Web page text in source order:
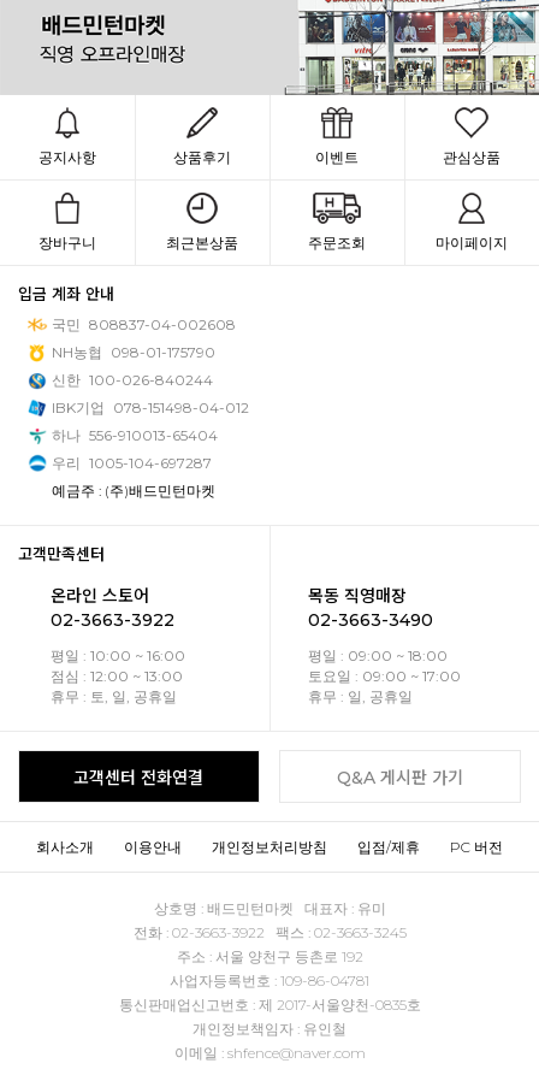
공지사항 상품후기 이벤트 관심상품
장바구니 최근본상품 주문조회 마이페이지
입금 계좌 안내
국민 808837-04-002608
NH농협
098-01-175790
신한 100-026-840244
IBK기업
078-151498-04-012
하나 556-910013-65404
우리 1005-104-697287
예금주 : (주)배드민턴마켓
고객만족센터
온라인 스토어
02-3663-3922
평일 : 10:00 ~ 16:00
점심 : 12:00 ~ 13:00
휴무 : 토, 일, 공휴일
목동 직영매장
02-3663-3490
평일 : 09:00 ~ 18:00
토요일 : 09:00 ~ 17:00
휴무 : 일, 공휴일
고객센터 전화연결 Q&A 게시판 가기
회사소개 이용안내 개인정보처리방침 입점/제휴 PC 버전
상호명 : 배드민턴마켓 대표자 : 유미
전화 : 02-3663-3922 팩스 : 02-3663-3245
주소 : 서울 양천구 등촌로 192
사업자등록번호 : 109-86-04781
통신판매업신고번호 : 제 2017-서울양천-0835호
개인정보책임자 : 유인철
이메일 : shfence@naver.com